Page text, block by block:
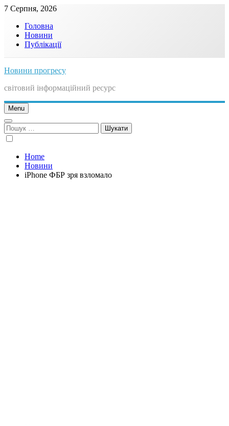
Skip
content
7 Серпня, 2026
Головна
Новини
Публікації
Новини прогресу
світовий інформаційний ресурс
Menu
Пошук:
Home
Новини
iPhone ФБР зря взломало